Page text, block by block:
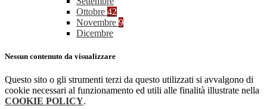
Ottobre 42
Novembre 9
Dicembre
Nessun contenuto da visualizzare
Questo sito o gli strumenti terzi da questo utilizzati si avvalgono di
cookie necessari al funzionamento ed utili alle finalità illustrate nella
COOKIE POLICY.